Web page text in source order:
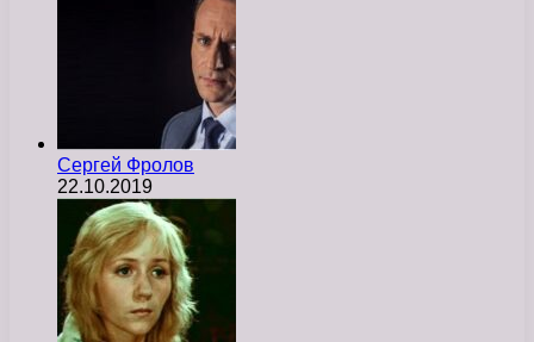
Сергей Фролов
22.10.2019